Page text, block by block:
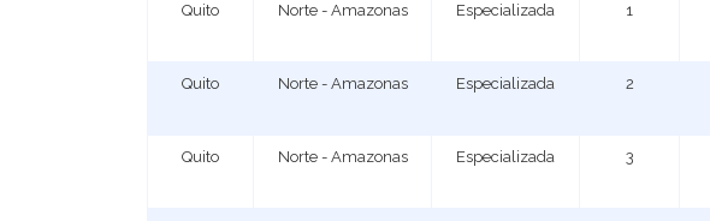
Quito Norte - Amazonas Especializada 1
Quito Norte - Amazonas Especializada 2
Quito Norte - Amazonas Especializada 3